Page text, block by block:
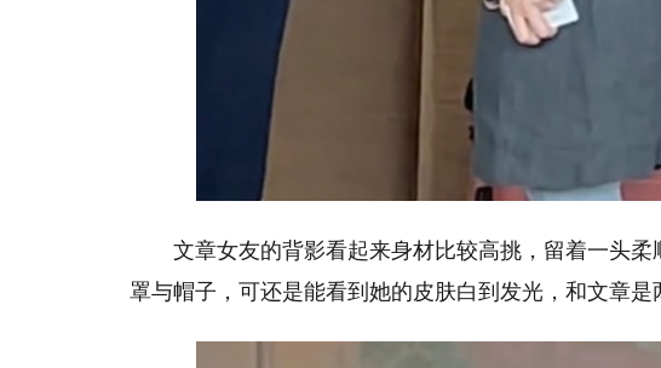
文章女友的背影看起来身材比较高挑，留着一头
罩与帽子，可还是能看到她的皮肤白到发光，和文章是